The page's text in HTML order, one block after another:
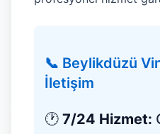
📞 Beylikdüzü
İletişim
🕐 7/24 Hizmet: